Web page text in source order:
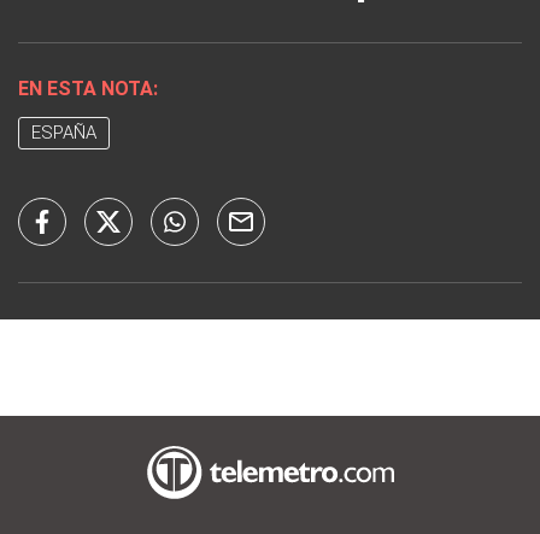
EN ESTA NOTA:
ESPAÑA